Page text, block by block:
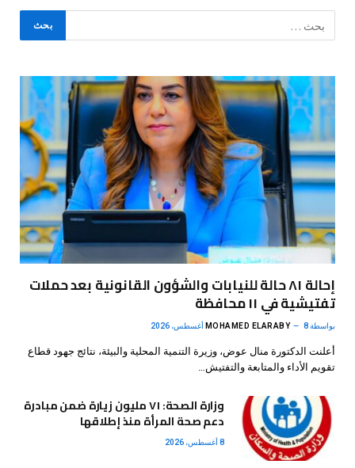
إحالة ٨١ حالة للنيابات والشؤون القانونية بعد حملات
تفتيشية في ١١ محافظة
بواسطة MOHAMED ELARABY 8 أغسطس، 2026
أعلنت الدكتورة منال عوض، وزيرة التنمية المحلية والبيئة، نتائج جهود قطاع
تقويم الأداء والمتابعة والتفتيش…
وزارة الصحة: ٧١ مليون زيارة ضمن مبادرة
دعم صحة المرأة منذ إطلاقها
8 أغسطس، 2026